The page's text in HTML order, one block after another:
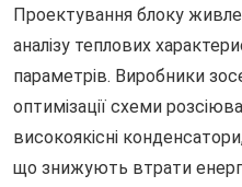
Проектування блоку
аналізу теплових
параметрів. Виробники
оптимізації схеми
високоякісні
що знижують втрати